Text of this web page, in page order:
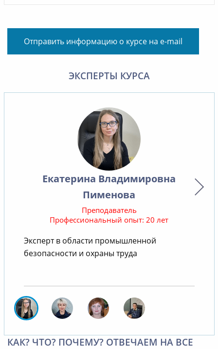
Отправить информацию о курсе на e-mail
ЭКСПЕРТЫ КУРСА
Екатерина Владимировна
Пименова
Преподаватель
Профессиональный опыт: 20 лет
Эксперт в области промышленной
безопасности и охраны труда
КАК? ЧТО? ПОЧЕМУ? ОТВЕЧАЕМ НА ВСЕ